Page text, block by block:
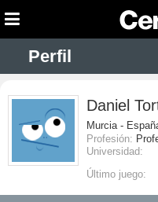
Perfil
Daniel
Murcia -
Profesión:
Universidad:
Último juego: